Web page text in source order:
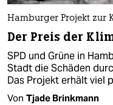
Hamburger Projekt zur
Der Preis der
SPD und Grüne in
Stadt die Schäden
Das Projekt erhält viel
Von Tjade Brinkmann